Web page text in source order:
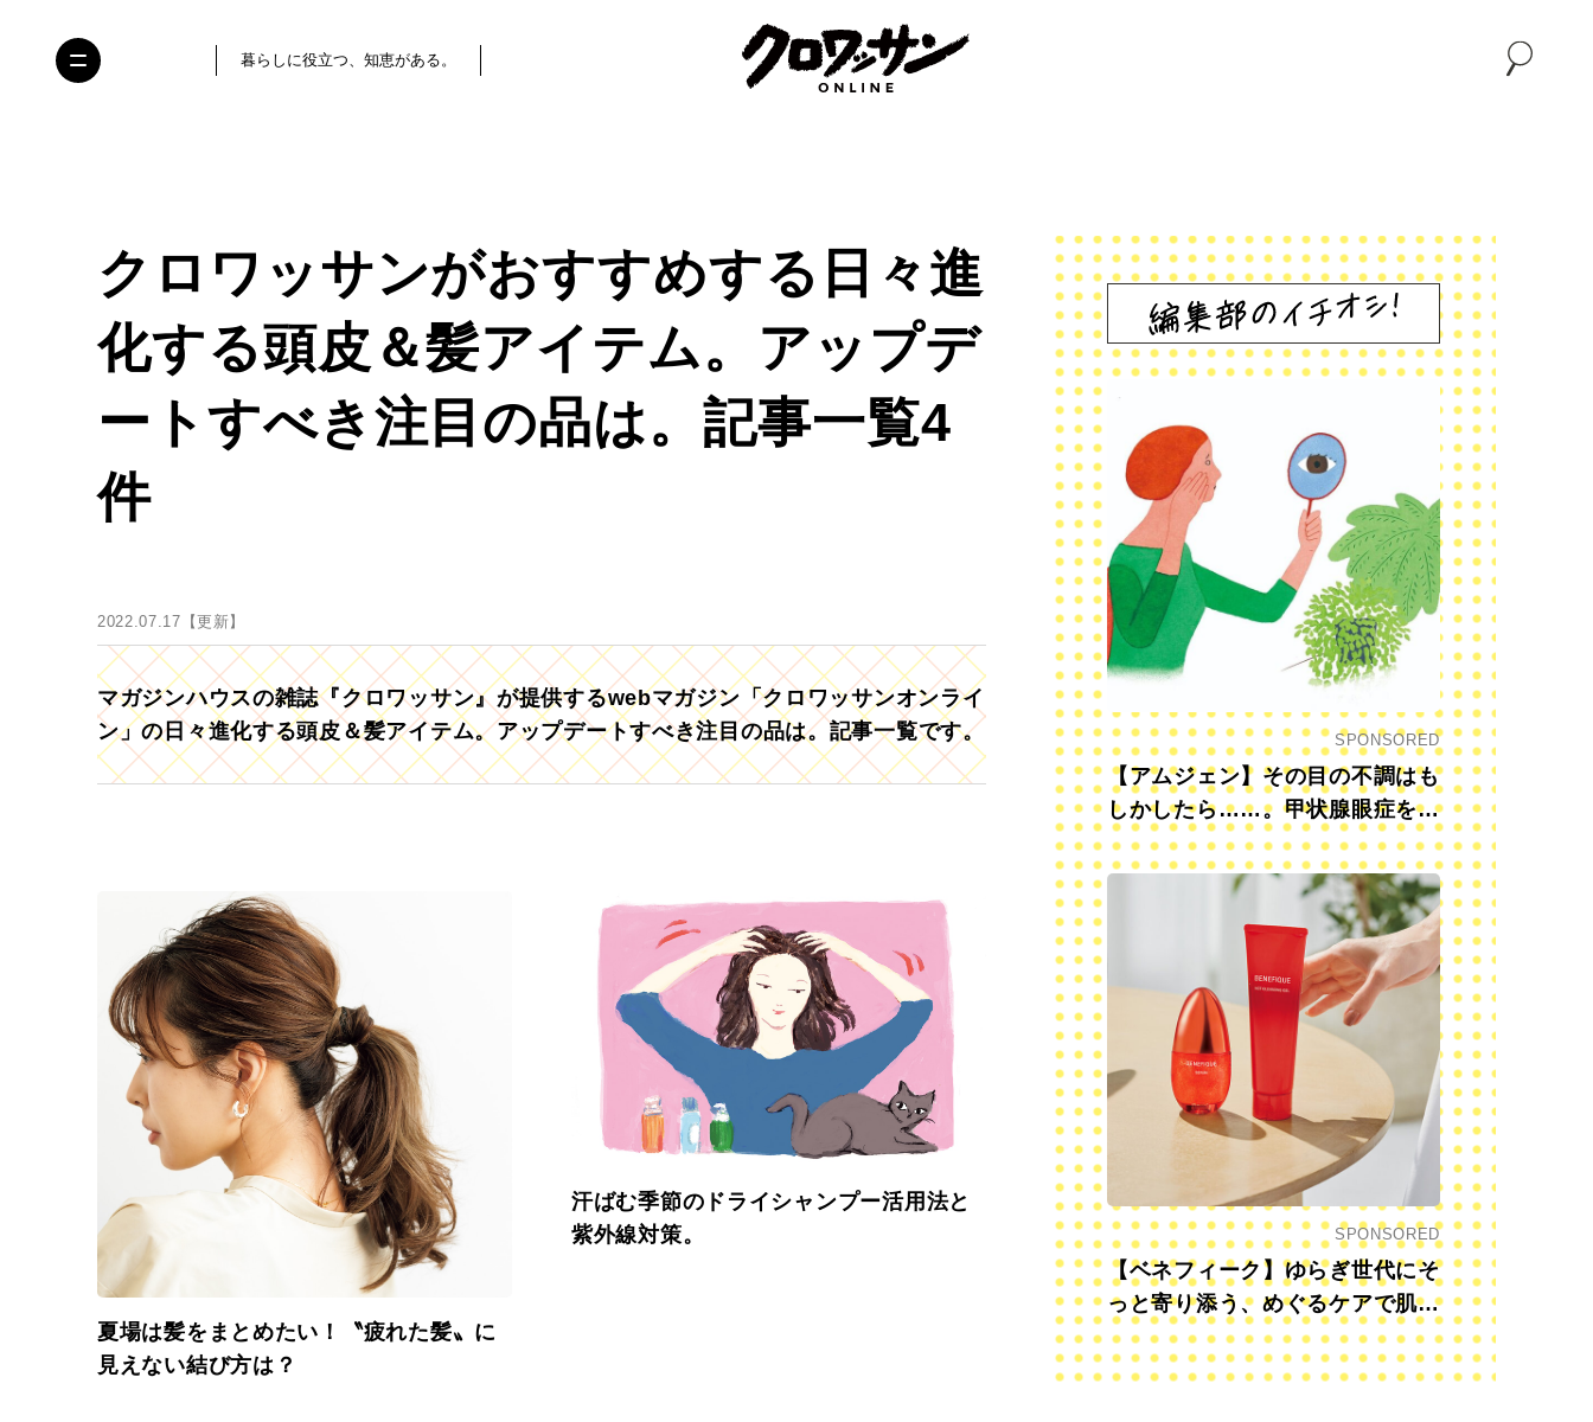
暮らしに役立つ、知恵がある。
クロワッサンがおすすめする日々進
化する頭皮＆髪アイテム。アップデ
ートすべき注目の品は。記事一覧4
件
2022.07.17【更新】
マガジンハウスの雑誌『クロワッサン』が提供するwebマガジン「クロワッサンオンライ
ン」の日々進化する頭皮＆髪アイテム。アップデートすべき注目の品は。記事一覧です。
夏場は髪をまとめたい！〝疲れた髪〟に
見えない結び方は？
汗ばむ季節のドライシャンプー活用法と
紫外線対策。
SPONSORED
【アムジェン】その目の不調はも
しかしたら……。甲状腺眼症を知
っていますか？
SPONSORED
【ベネフィーク】ゆらぎ世代にそ
っと寄り添う、めぐるケアで肌も
心も前向きに